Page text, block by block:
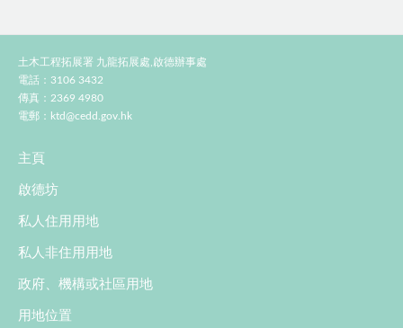
土木工程拓展署 九龍拓展處,啟德辦事處
電話：3106 3432
傳真：2369 4980
電郵： ktd@cedd.gov.hk
主頁
啟德坊
私人住用用地
私人非住用用地
政府、機構或社區用地
用地位置